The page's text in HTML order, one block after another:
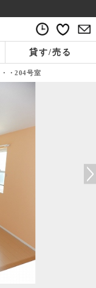
貸す/売る
・204号室